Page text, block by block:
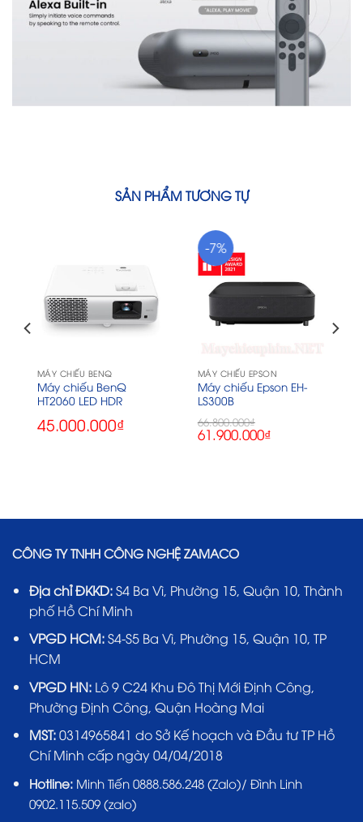
SẢN PHẨM TƯƠNG TỰ
MÁY CHIẾU BENQ
Máy chiếu BenQ
HT2060 LED HDR
45.000.000₫
-7%
MÁY CHIẾU EPSON
Máy chiếu Epson EH-
LS300B
66.800.000₫
Giá
gốc
61.900.000₫Giá
hiện
CÔNG TY TNHH CÔNG NGHỆ ZAMACO
Địa chỉ ĐKKD:S4 Ba Vì, Phường 15, Quận 10, Thành
phố Hồ Chí Minh
VPGD HCM:S4-S5 Ba Vì, Phường 15, Quận 10, TP
HCM
VPGD HN:Lô 9 C24 Khu Đô Thị Mới Định Công,
Phường Định Công, Quận Hoàng Mai
MST:0314965841 do Sở Kế hoạch và Đầu tư TP Hồ
Chí Minh cấp ngày 04/04/2018
Hotline: Minh Tiến 0888.586.248 (Zalo)/ Đình Linh
0902.115.509 (zalo)